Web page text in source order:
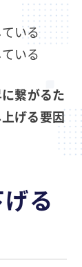
いる
いる
繋がるた
げる要因
る